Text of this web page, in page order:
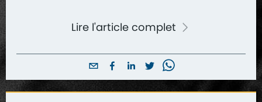
Lire l'article complet